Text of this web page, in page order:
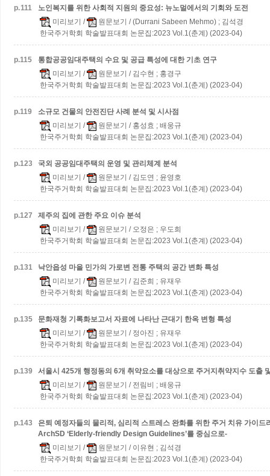
p.111
노인복지를 위한 사회적 지원의 중요성: 뉴노멀에서의 기회와 도전
미리보기 / 원문보기 / (Durrani Sabeen Mehmo) ; 김석경
한국주거학회 학술발표대회 논문집:2023 Vol.1(춘계) (2023-04)
p.115
통합공공임대주택의 수요 및 공급 특성에 대한 기초 연구
미리보기 / 원문보기 / 김수현 ; 홍경구
한국주거학회 학술발표대회 논문집:2023 Vol.1(춘계) (2023-04)
p.119
소규모 건물의 안전진단 사례 분석 및 시사점
미리보기 / 원문보기 / 홍성효 ; 배웅규
한국주거학회 학술발표대회 논문집:2023 Vol.1(춘계) (2023-04)
p.123
국외 공공임대주택의 운영 및 관리체계 분석
미리보기 / 원문보기 / 김도연 ; 윤영호
한국주거학회 학술발표대회 논문집:2023 Vol.1(춘계) (2023-04)
p.127
제주의 집에 관한 주요 이슈 분석
미리보기 / 원문보기 / 오정은 ; 우도희
한국주거학회 학술발표대회 논문집:2023 Vol.1(춘계) (2023-04)
p.131
낙안읍성 마을 민가의 가로변 전통 주택의 공간 변화 특성
미리보기 / 원문보기 / 김준희 ; 유재우
한국주거학회 학술발표대회 논문집:2023 Vol.1(춘계) (2023-04)
p.135
문화재청 기록화보고서 자료에 나타난 근대기 한옥 변형 특성
미리보기 / 원문보기 / 정아진 ; 유재우
한국주거학회 학술발표대회 논문집:2023 Vol.1(춘계) (2023-04)
p.139
서울시 425개 행정동의 6개 취약요소를 대상으로 주거지취약지수 도출
미리보기 / 원문보기 / 전림비 ; 배웅규
한국주거학회 학술발표대회 논문집:2023 Vol.1(춘계) (2023-04)
p.143
은퇴 예정자들의 물리적, 심리적 스트레스 완화를 위한 주거 치유 가이드
ArchSD ‘Elderly-friendly Design Guidelines’를 중심으로-
미리보기 / 원문보기 / 이유현 ; 김석경
한국주거학회 학술발표대회 논문집:2023 Vol.1(춘계) (2023-04)